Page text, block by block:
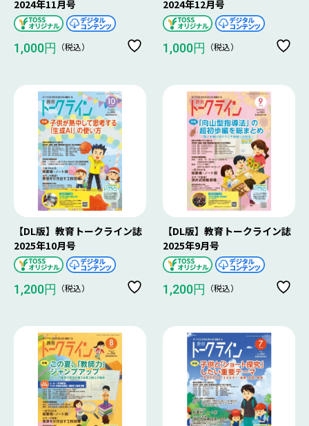
2024年11月号
1,000円 （税込）
2024年12月号
1,000円 （税込）
【DL版】教育トークライン誌
2025年10月号
1,200円 （税込）
【DL版】教育トークライン誌
2025年9月号
1,200円 （税込）